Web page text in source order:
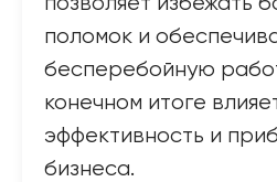
поломок и
бесперебойную
конечном итоге
эффективность и
бизнеса.